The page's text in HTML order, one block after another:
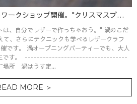
12/10(土)レザークラフトワークショップ開催。"クリスマスプレゼント企画ですよー"
、自分でレザーで作っちゃおう。" 渦のこだ
て、さらにテクニックも学べるレザークラフ
です。 渦オープニングパーティーでも、大人
先生です。 ----------------------------------
所 渦はうす定...
MORE ＞